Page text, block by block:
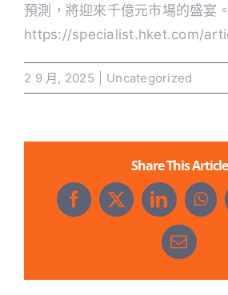
歷屆回顧
聯絡我們
採購及參觀登記
申請參展
預測，將迎來千億元市場的盛宴
https://specialist.hket.com/
2 9 月, 2025 Uncategorized
Share This Article
Facebook
X LinkedIn
Email